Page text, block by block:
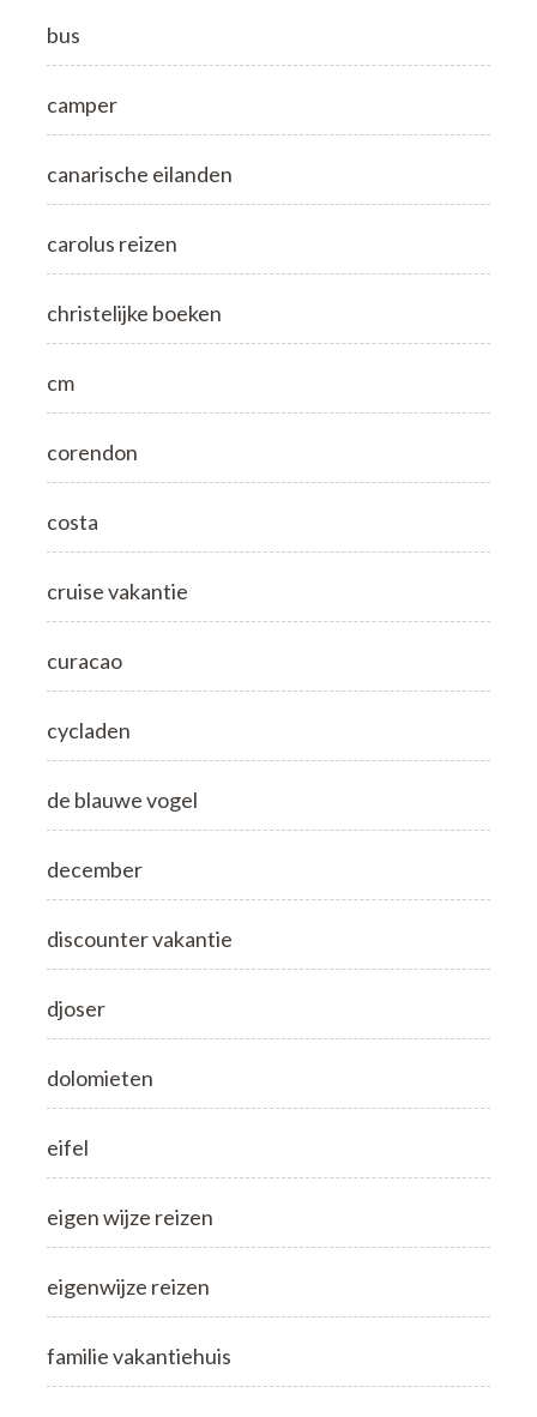
bus
camper
canarische eilanden
carolus reizen
christelijke boeken
cm
corendon
costa
cruise vakantie
curacao
cycladen
de blauwe vogel
december
discounter vakantie
djoser
dolomieten
eifel
eigen wijze reizen
eigenwijze reizen
familie vakantiehuis